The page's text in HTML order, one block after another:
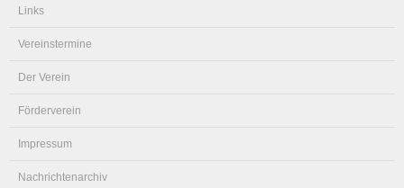
Links
Vereinstermine
Der Verein
Förderverein
Impressum
Nachrichtenarchiv